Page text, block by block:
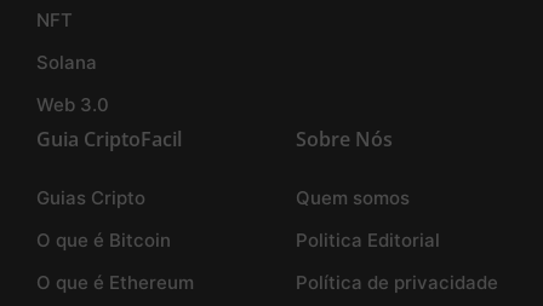
NFT
Solana
Web 3.0
Guia CriptoFacil
Guias Cripto
O que é Bitcoin
O que é Ethereum
Sobre Nós
Quem somos
Politica Editorial
Política de privacidade